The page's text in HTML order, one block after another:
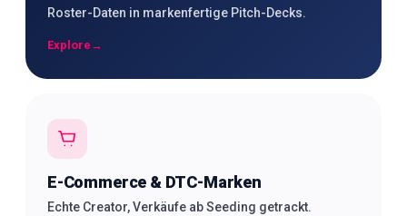
Roster-Daten in markenfertige Pitch-Decks.
Explore →
E-Commerce & DTC-Marken
Echte Creator, Verkäufe ab Seeding getrackt.